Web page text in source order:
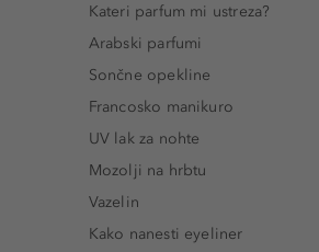
Kateri parfum mi ustreza?
Arabski parfumi
Sončne opekline
Francosko manikuro
UV lak za nohte
Mozolji na hrbtu
Vazelin
Kako nanesti eyeliner